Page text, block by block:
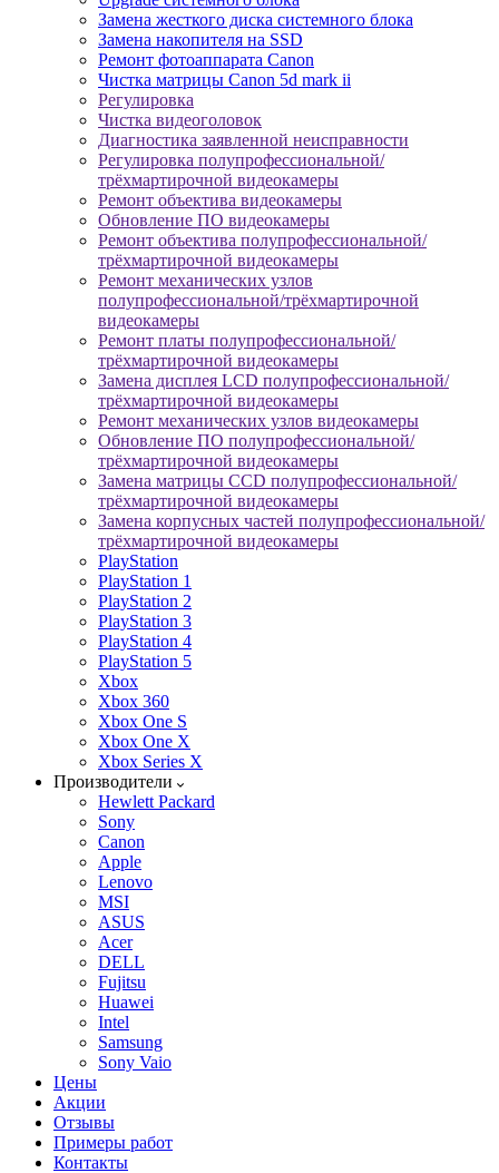
Замена жесткого диска системного блока
Замена накопителя на SSD
Ремонт фотоаппарата Canon
Чистка матрицы Canon 5d mark ii
Регулировка
Чистка видеоголовок
Диагностика заявленной неисправности
Регулировка полупрофессиональной/
трёхмартирочной видеокамеры
Ремонт объектива видеокамеры
Обновление ПО видеокамеры
Ремонт объектива полупрофессиональной/
трёхмартирочной видеокамеры
Ремонт механических узлов
полупрофессиональной/трёхмартирочной
видеокамеры
Ремонт платы полупрофессиональной/
трёхмартирочной видеокамеры
Замена дисплея LCD полупрофессиональной/
трёхмартирочной видеокамеры
Ремонт механических узлов видеокамеры
Обновление ПО полупрофессиональной/
трёхмартирочной видеокамеры
Замена матрицы CCD полупрофессиональной/
трёхмартирочной видеокамеры
Замена корпусных частей полупрофессиональной/
трёхмартирочной видеокамеры
PlayStation
PlayStation 1
PlayStation 2
PlayStation 3
PlayStation 4
PlayStation 5
Xbox
Xbox 360
Xbox One S
Xbox One X
Xbox Series X
Производители
Hewlett Packard
Sony
Canon
Apple
Lenovo
MSI
ASUS
Acer
DELL
Fujitsu
Huawei
Intel
Samsung
Sony Vaio
Цены
Акции
Отзывы
Примеры работ
Контакты